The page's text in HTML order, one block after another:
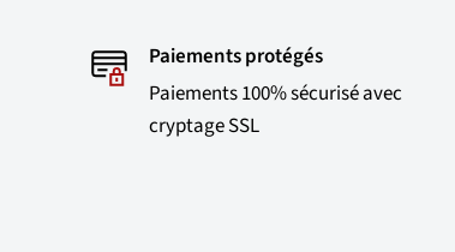
Paiements protégés
Paiements 100% sécurisé avec
cryptage SSL